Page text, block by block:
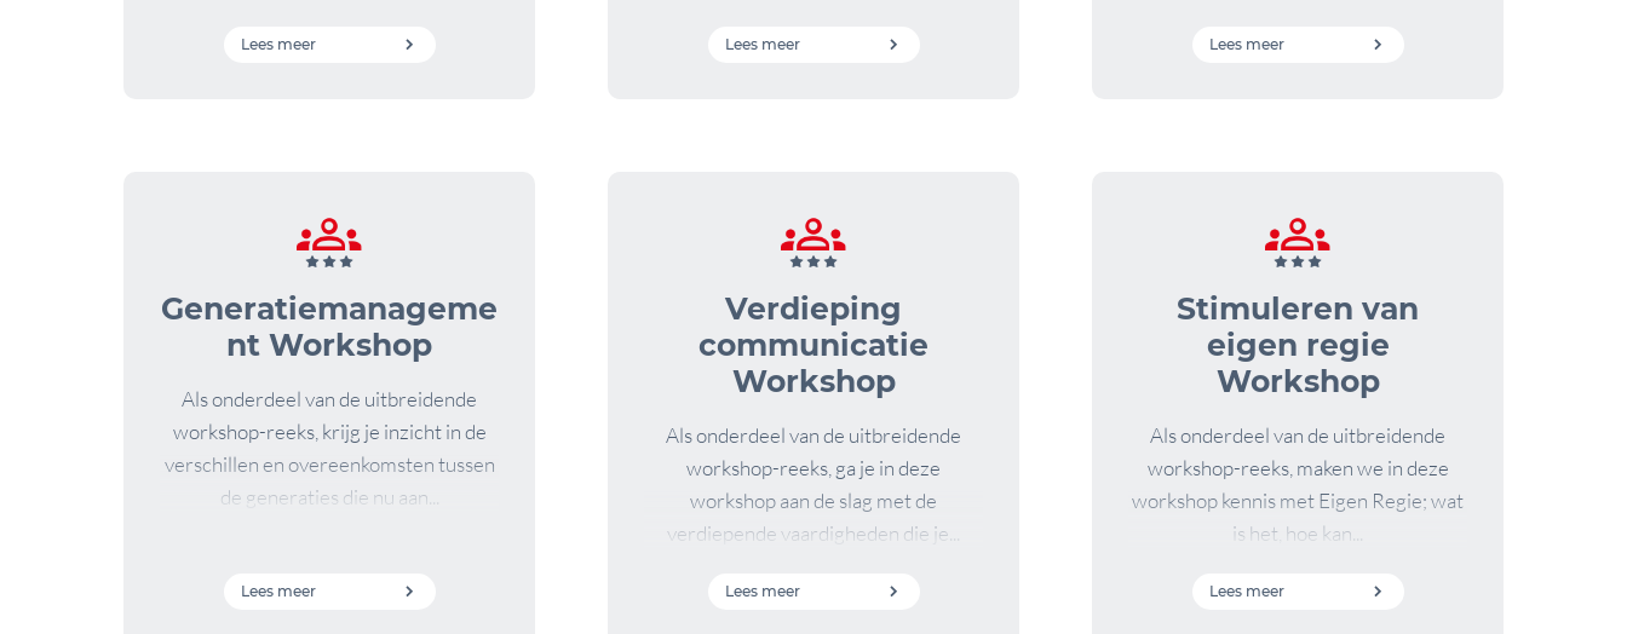
Lees meer Lees meer Lees meer
Generatiemanageme
nt Workshop
Als onderdeel van de uitbreidende
workshop-reeks, krijg je inzicht in de
verschillen en overeenkomsten tussen
de generaties die nu aan...
Lees meer
Verdieping
communicatie
Workshop
Als onderdeel van de uitbreidende
workshop-reeks, ga je in deze
workshop aan de slag met de
verdiepende vaardigheden die je...
Lees meer
Stimuleren van
eigen regie
Workshop
Als onderdeel van de uitbreidende
workshop-reeks, maken we in deze
workshop kennis met Eigen Regie; wat
is het, hoe kan...
Lees meer